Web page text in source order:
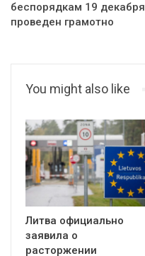
беспорядкам 19 декабря
проведен грамотно
You might also like
Литва официально
заявила о
расторжении